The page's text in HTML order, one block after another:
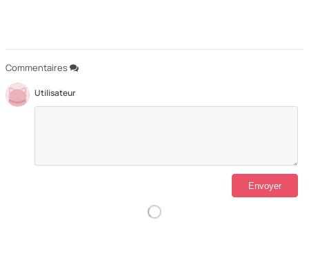
Commentaires
Utilisateur